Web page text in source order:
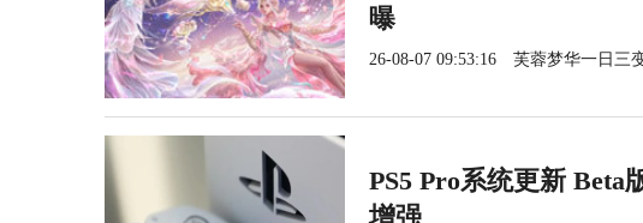
曝
26-08-07 09:53:16 芙蓉梦华一日三
PS5 Pro系统更新 Beta
增强